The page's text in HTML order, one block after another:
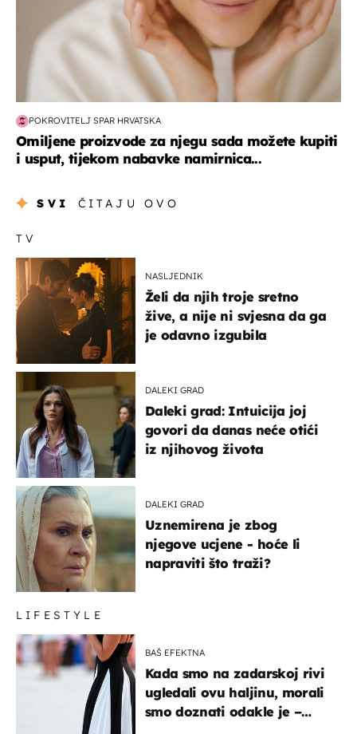
POKROVITELJ SPAR HRVATSKA
Omiljene proizvode za njegu sada možete kupiti
i usput, tijekom nabavke namirnica...
SVI ČITAJU OVO
TV
NASLJEDNIK
Želi da njih troje sretno
žive, a nije ni svjesna da ga
je odavno izgubila
DALEKI GRAD
Daleki grad: Intuicija joj
govori da danas neće otići
iz njihovog života
DALEKI GRAD
Uznemirena je zbog
njegove ucjene - hoće li
napraviti što traži?
LIFESTYLE
BAŠ EFEKTNA
Kada smo na zadarskoj rivi
ugledali ovu haljinu, morali
smo doznati odakle je –